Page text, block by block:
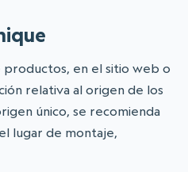
productos, en el sitio web o
relativa al origen de los
único, se recomienda
lugar de montaje,